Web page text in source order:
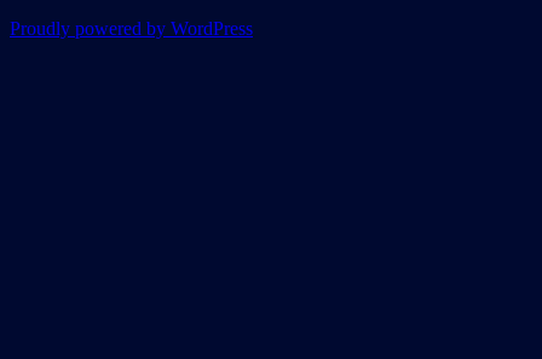
Proudly powered by WordPress